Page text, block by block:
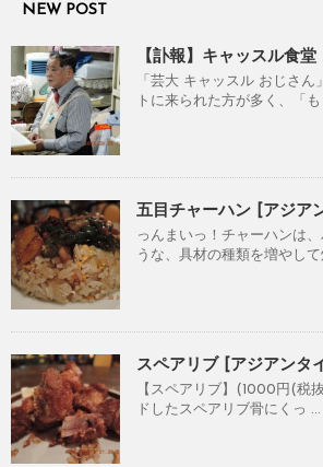
NEW POST
【訃報】キャッスル食
「芸大 キャッスル おじさん
トに来られた方が多く、「も
五目チャーハン [アジア
っんまいっ！チャーハンは
うな、具材の種類を増やして
スペアリブ [アジアンタ
【スペアリブ】(1000円(税
ドしたスペアリブ骨にくっ ...